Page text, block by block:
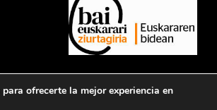
mattis, pulvinar dapibus leo.
ofrecerte la mejor experiencia en